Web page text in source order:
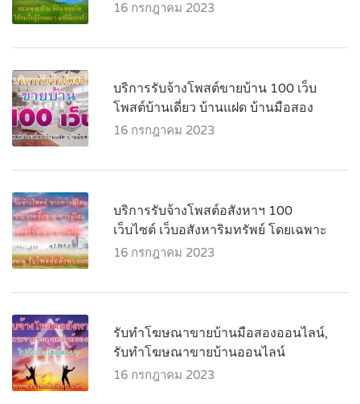
16 กรกฎาคม 2023
บริการรับจ้างโพสต์ขายบ้าน 100 เว็บ
โพสต์บ้านเดี่ยว บ้านแฝด บ้านมือสอง
16 กรกฎาคม 2023
บริการรับจ้างโพสต์อสังหาฯ 100
เว็บไซต์ เว็บอสังหาริมทรัพย์ โดยเฉพาะ
16 กรกฎาคม 2023
รับทำโฆษณาขายบ้านมือสองออนไลน์,
รับทำโฆษณาขายบ้านออนไลน์
16 กรกฎาคม 2023